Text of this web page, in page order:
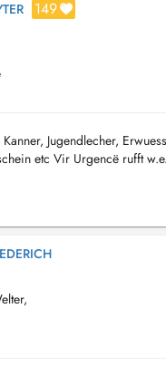
149
Jugendlecher,
etc Vir Urgencë rufft